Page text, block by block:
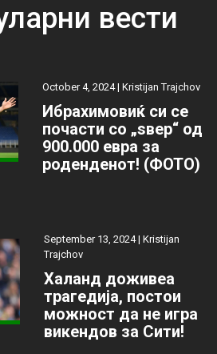
вести
October 4, 2024 |Kristijan Trajchov
Ибрахимовиќ си се
почасти со „ѕвер“ од
900.000 евра за
роденденот! (ФОТО)
September 13, 2024 | Kristijan
Trajchov
Халанд доживеа
трагедија, постои
можност да не игра
викендов за Сити!